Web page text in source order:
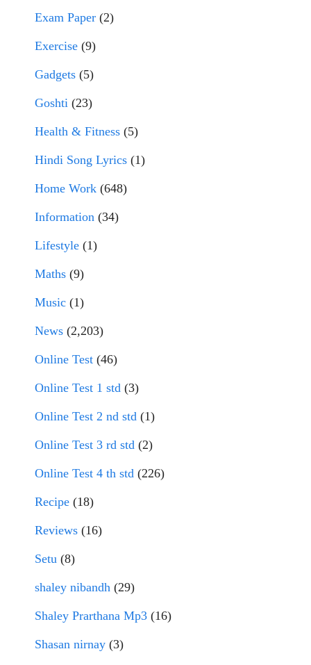
Exam Paper (2)
Exercise (9)
Gadgets (5)
Goshti (23)
Health & Fitness (5)
Hindi Song Lyrics (1)
Home Work (648)
Information (34)
Lifestyle (1)
Maths (9)
Music (1)
News (2,203)
Online Test (46)
Online Test 1 std (3)
Online Test 2 nd std (1)
Online Test 3 rd std (2)
Online Test 4 th std (226)
Recipe (18)
Reviews (16)
Setu (8)
shaley nibandh (29)
Shaley Prarthana Mp3 (16)
Shasan nirnay (3)